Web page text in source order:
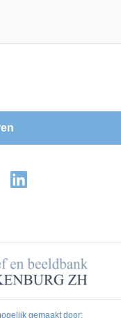
gemaakt door: